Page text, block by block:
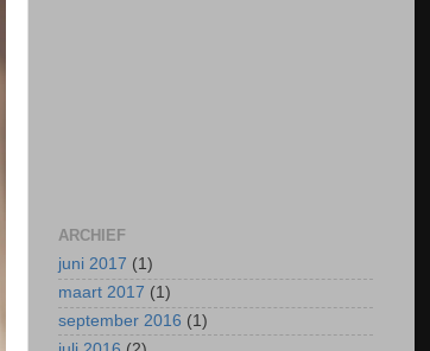
ARCHIEF
juni 2017 (1)
maart 2017 (1)
september 2016 (1)